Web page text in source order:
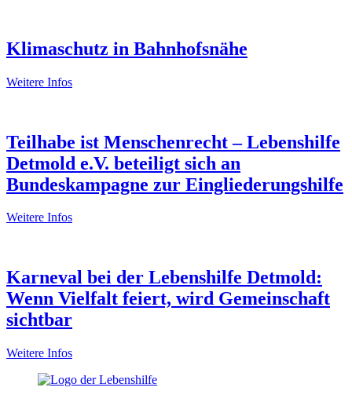
Klimaschutz in Bahnhofsnähe
Weitere Infos
Teilhabe ist Menschenrecht – Lebenshilfe
Detmold e.V. beteiligt sich an
Bundeskampagne zur Eingliederungshilfe
Weitere Infos
Karneval bei der Lebenshilfe Detmold:
Wenn Vielfalt feiert, wird Gemeinschaft
sichtbar
Weitere Infos